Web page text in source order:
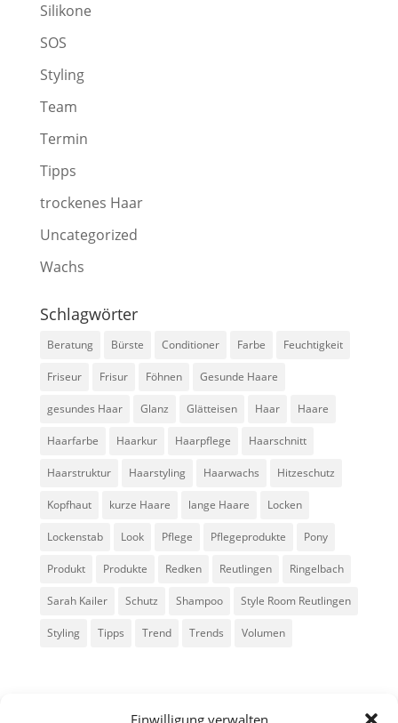
Einwilligung verwalten
Silikone
SOS
Styling
Team
Termin
Tipps
trockenes Haar
Uncategorized
Wachs
Schlagwörter
Beratung Bürste Conditioner Farbe Feuchtigkeit
Friseur Frisur Föhnen Gesunde Haare
gesundes Haar Glanz Glätteisen Haar Haare
Haarfarbe Haarkur Haarpflege Haarschnitt
Haarstruktur Haarstyling Haarwachs Hitzeschutz
Kopfhaut kurze Haare lange Haare Locken
Lockenstab Look Pflege Pflegeprodukte Pony
Produkt Produkte Redken Reutlingen Ringelbach
Sarah Kailer Schutz Shampoo Style Room Reutlingen
Styling Tipps Trend Trends Volumen